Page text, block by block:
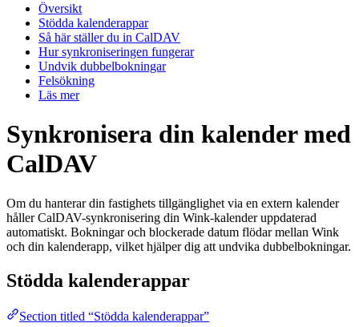
Översikt
Stödda kalenderappar
Så här ställer du in CalDAV
Hur synkroniseringen fungerar
Undvik dubbelbokningar
Felsökning
Läs mer
Synkronisera din kalender med
CalDAV
Om du hanterar din fastighets tillgänglighet via en extern kalender
håller CalDAV-synkronisering din Wink-kalender uppdaterad
automatiskt. Bokningar och blockerade datum flödar mellan Wink
och din kalenderapp, vilket hjälper dig att undvika dubbelbokningar.
Stödda kalenderappar
Section titled “Stödda kalenderappar”